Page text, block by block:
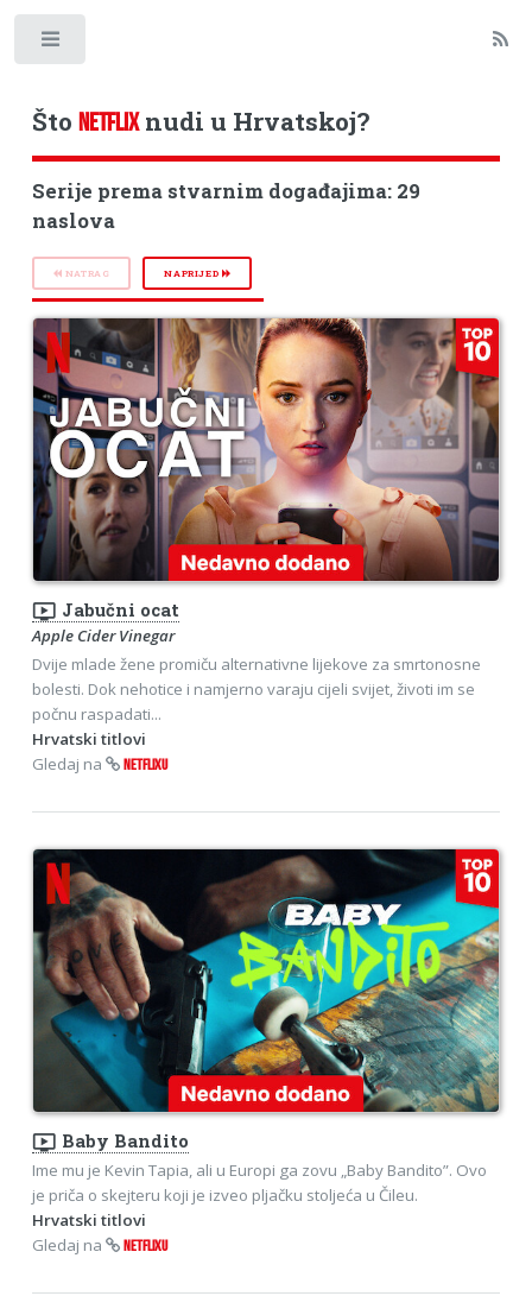
Što NETFLIXnudi u Hrvatskoj?
Serije prema stvarnim događajima: 29
naslova
NATRAG NAPRIJED
ondemand_video Jabučni ocat
Apple Cider Vinegar
Dvije mlade žene promiču alternativne lijekove za smrtonosne
bolesti. Dok nehotice i namjerno varaju cijeli svijet, životi im se
počnu raspadati...
Hrvatski titlovi
Gledaj na
NETFLIXU
ondemand_video Baby Bandito
Ime mu je Kevin Tapia, ali u Europi ga zovu „Baby Bandito”. Ovo
je priča o skejteru koji je izveo pljačku stoljeća u Čileu.
Hrvatski titlovi
Gledaj na
NETFLIXU